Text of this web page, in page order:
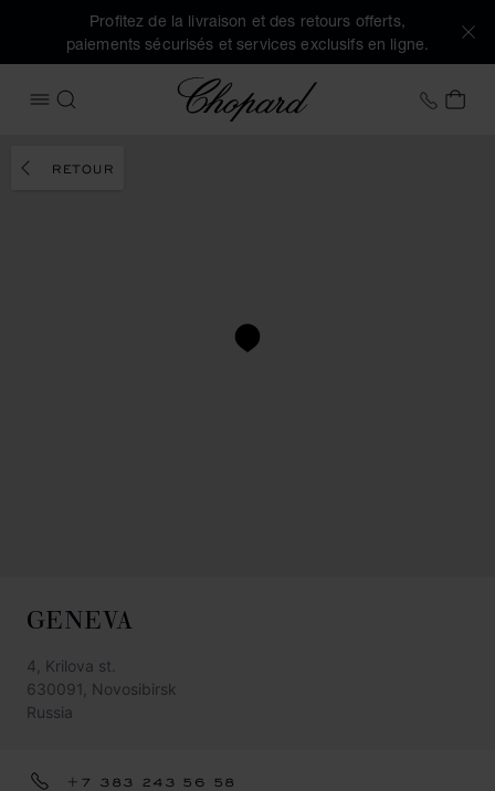
Profitez de la livraison et des retours offerts,
paiements sécurisés et services exclusifs en ligne.
OUVRIR LE MENU
RECHERCHER
Chopard +41
RETOUR
GENEVA
4, Krilova st.
630091, Novosibirsk
Russia
+7 383 243 56 58